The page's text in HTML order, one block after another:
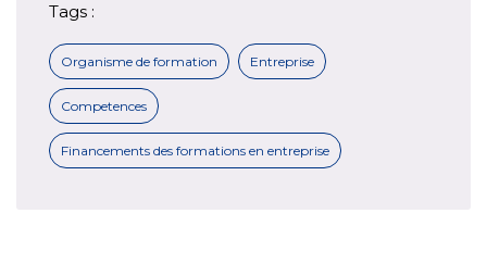
Tags :
Organisme de formation Entreprise
Competences
Financements des formations en entreprise